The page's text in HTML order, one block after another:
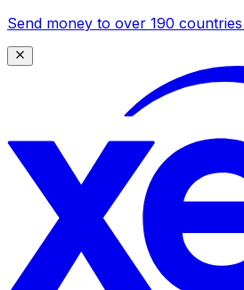
Send money to over 190